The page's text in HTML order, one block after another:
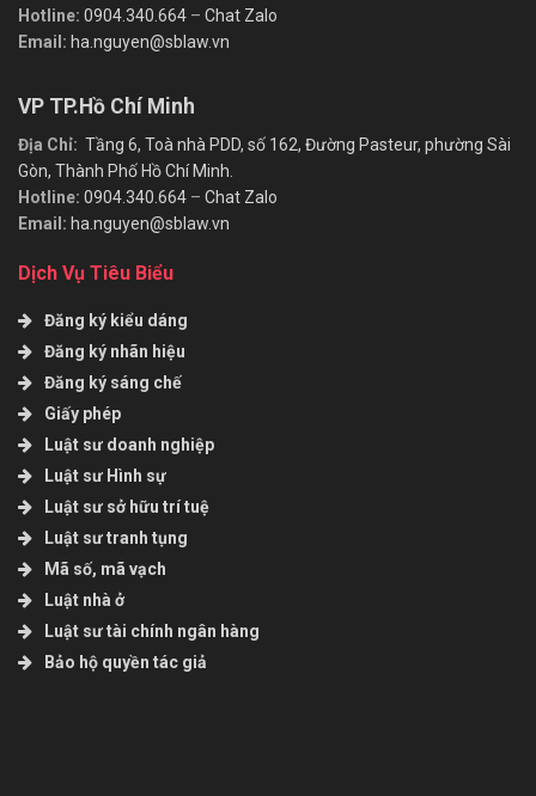
Hotline: 0904.340.664 – Chat Zalo
Email: ha.nguyen@sblaw.vn
VP TP.Hồ Chí Minh
Địa Chỉ: Tầng 6, Toà nhà PDD, số 162, Đường Pasteur, phường Sài
Gòn, Thành Phố Hồ Chí Minh.
Hotline: 0904.340.664 – Chat Zalo
Email: ha.nguyen@sblaw.vn
Dịch Vụ Tiêu Biểu
Đăng ký kiểu dáng
Đăng ký nhãn hiệu
Đăng ký sáng chế
Giấy phép
Luật sư doanh nghiệp
Luật sư Hình sự
Luật sư sở hữu trí tuệ
Luật sư tranh tụng
Mã số, mã vạch
Luật nhà ở
Luật sư tài chính ngân hàng
Bảo hộ quyền tác giả